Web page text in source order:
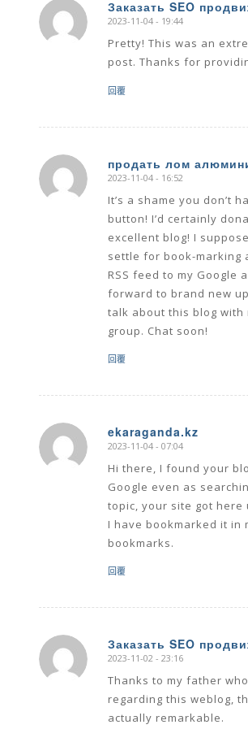
Заказать SEO
says:
2023-11-04 - 19:44
Pretty! This was an
post. Thanks for
回覆
продать лом
says:
2023-11-04 - 16:52
It’s a shame you don’t
button! I’d certainly
excellent blog! I
settle for book-marking
RSS feed to my Google
forward to brand new
talk about this blog with
group. Chat soon!
回覆
ekaraganda.kz
says:
2023-11-04 - 07:04
Hi there, I found your
Google even as
topic, your site got here
I have bookmarked it in
bookmarks.
回覆
Заказать SEO
says:
2023-11-02 - 23:16
Thanks to my father
regarding this weblog,
actually remarkable.